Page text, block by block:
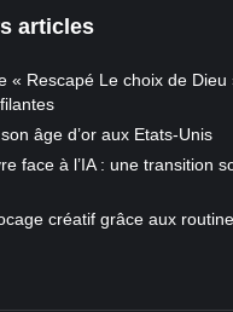
articles
« Rescapé Le choix de Dieu
âge d’or aux Etats-Unis
face à l’IA : une transition
créatif grâce aux